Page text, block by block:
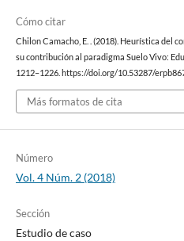
Cómo citar
Chilon Camacho, E. . (2018). Heurística del
su contribución al paradigma Suelo Vivo:
1212–1226. https://doi.org/10.53287/
Más formatos de cita
Número
Vol. 4 Núm. 2 (2018)
Sección
Estudio de caso